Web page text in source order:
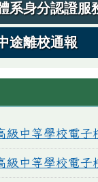
系身分認證服
途離校通報
級中等學校電子
級中等學校電子